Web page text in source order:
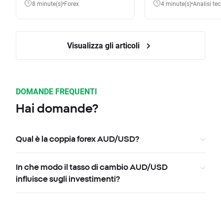
8 minute(s) Forex 4 minute(s) Analisi
Visualizza gli articoli
DOMANDE FREQUENTI
Hai domande?
Qual è la coppia forex AUD/USD?
In che modo il tasso di cambio AUD/USD
influisce sugli investimenti?